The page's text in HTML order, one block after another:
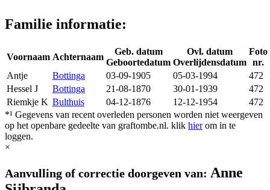
Familie informatie:
Voornaam Achternaam
Geb. datum
Geboortedatum
Ovl. datum
Overlijdensdatum
Foto
nr.
Antje
Bottinga 03-09-1905 05-03-1994
472
Hessel J
Bottinga 21-08-1870 30-01-1939
472
Riemkje K Bulthuis 04-12-1876 12-12-1954
472
*¹ Gegevens van recent overleden personen worden niet weergeven
op het openbare gedeelte van graftombe.nl. klik hierom in te
loggen.
×
Aanvulling of correctie doorgeven van: Anne